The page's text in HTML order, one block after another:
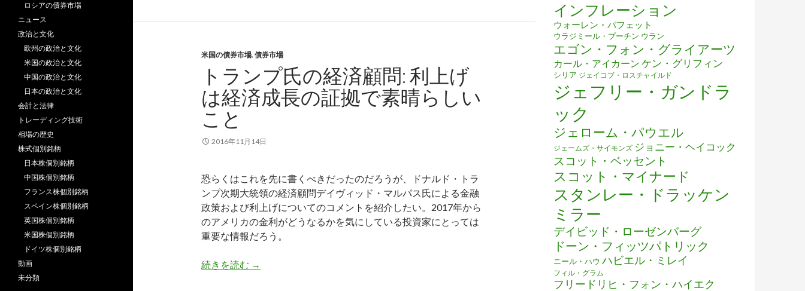
米国の債券市場, 債券市場
トランプ氏の経済顧問: 利上げ
は経済成長の証拠で素晴らしい
こと
2016年11月14日
恐らくはこれを先に書くべきだったのだろうが、ドナルド・トラ
ンプ次期大統領の経済顧問デイヴィッド・マルパス氏による金融
政策および利上げについてのコメントを紹介したい。2017年から
のアメリカの金利がどうなるかを気にしている投資家にとっては
重要な情報だろう。
続きを読む トランプ氏の経済顧問: 利上げは経済成長の証拠で素晴らしいこと
→
インフレーション
ウォーレン・バフェット
ウラジミール・プーチン ウラン
エゴン・フォン・グライアーツ
カール・アイカーン ケン・グリフィン
シリア ジェイコブ・ロスチャイルド
ジェフリー・ガンドラ
ック
ジェローム・パウエル
ジェームズ・サイモンズ ジョニー・ヘイコック
スコット・ベッセント
スコット・マイナード
スタンレー・ドラッケン
ミラー
デイビッド・ローゼンバーグ
ドーン・フィッツパトリック
ニール・ハウ ハビエル・ミレイ
フィル・グラム
フリードリヒ・フォン・ハイエク
ロシアの債券市場
ニュース
政治と文化
欧州の政治と文化
米国の政治と文化
中国の政治と文化
日本の政治と文化
会計と法律
トレーディング技術
相場の歴史
株式個別銘柄
日本株個別銘柄
中国株個別銘柄
フランス株個別銘柄
スペイン株個別銘柄
英国株個別銘柄
米国株個別銘柄
ドイツ株個別銘柄
動画
未分類